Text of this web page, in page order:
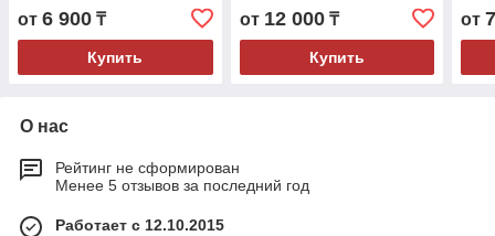
от 6 900 ₸
Купить
от 12 000₸
Купить
от
О нас
Рейтинг не сформирован
Менее 5 отзывов за последний год
Работает с 12.10.2015